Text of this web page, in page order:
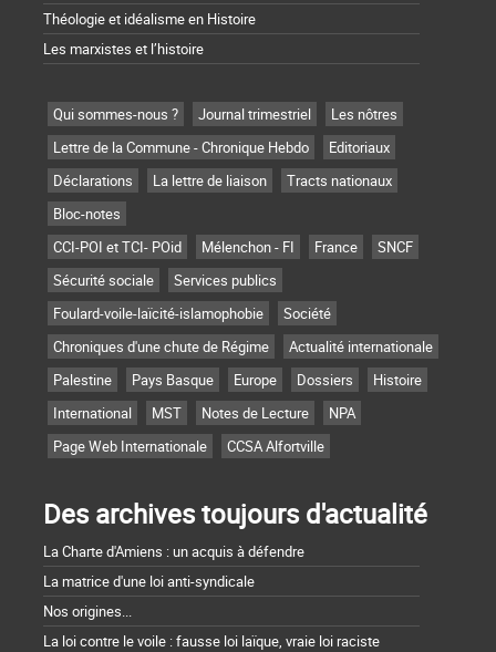
Théologie et idéalisme en Histoire
Les marxistes et l’histoire
Qui sommes-nous ? Journal trimestriel
Les nôtres
Lettre de la Commune - Chronique Hebdo
Editoriaux
Déclarations
La lettre de liaison
Tracts nationaux
Bloc-notes
CCI-POI et TCI- POid
Mélenchon - FI France
SNCF
Sécurité sociale
Services publics
Foulard-voile-laïcité-islamophobie
Société
Chroniques d'une chute de Régime
Actualité internationale
Palestine
Pays Basque Europe Dossiers
Histoire
International
MST Notes de Lecture
NPA
Page Web Internationale
CCSA Alfortville
Des archives toujours d'actualité
La Charte d'Amiens : un acquis à défendre
La matrice d'une loi anti-syndicale
Nos origines...
La loi contre le voile : fausse loi laïque, vraie loi raciste